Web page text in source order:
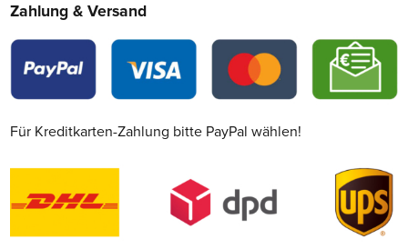
Zahlung & Versand
Für Kreditkarten-Zahlung bitte PayPal wählen!